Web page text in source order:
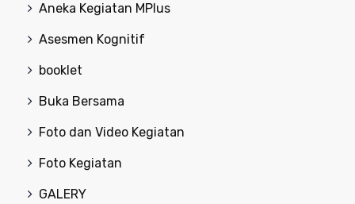
Aneka Kegiatan MPlus
Asesmen Kognitif
booklet
Buka Bersama
Foto dan Video Kegiatan
Foto Kegiatan
GALERY